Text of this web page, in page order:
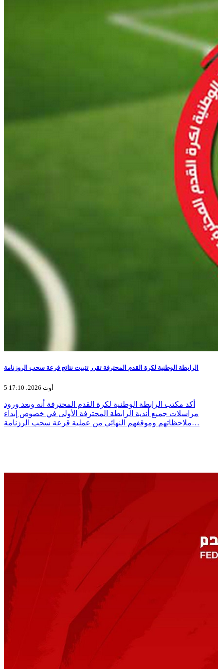
الرابطة الوطنية لكرة القدم المحترفة تقرر تثبيت نتائج قرعة سحب الروزنامة
5 أوت 2026، 17:10
أكد مكتب الرابطة الوطنية لكرة القدم المحترفة أنه وبعد ورود
مراسلات جميع أندية الرابطة المحترفة الأولى في خصوص إبداء
ملاحظاتهم وموقفهم النهائي من عملية قرعة سحب الرزنامة…